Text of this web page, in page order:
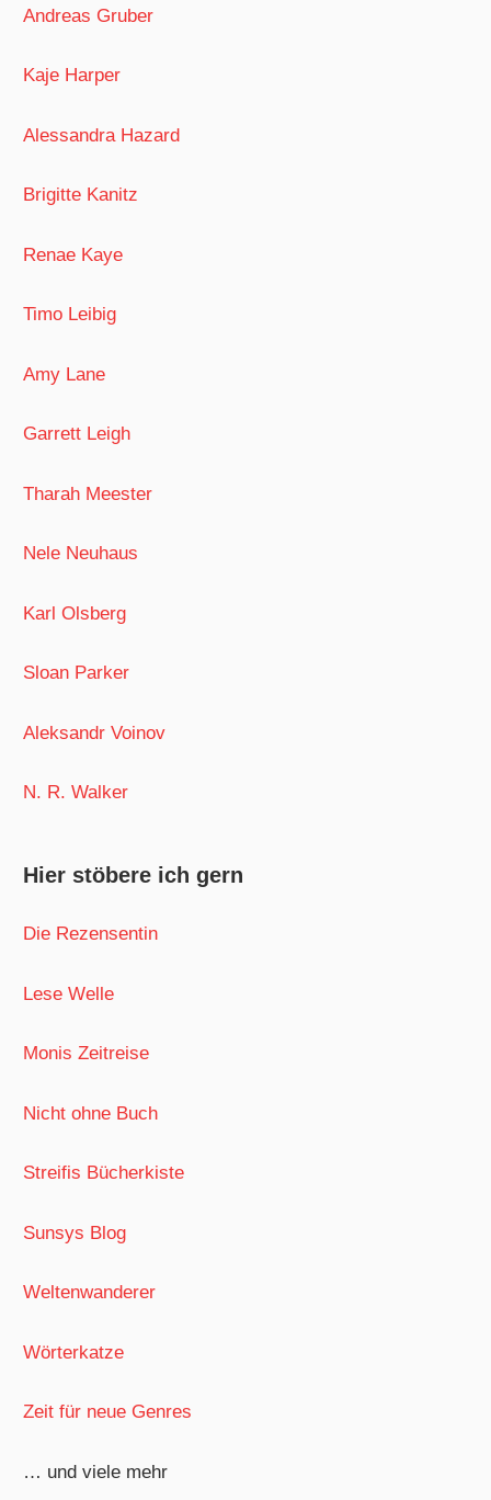
Andreas Gruber
Kaje Harper
Alessandra Hazard
Brigitte Kanitz
Renae Kaye
Timo Leibig
Amy Lane
Garrett Leigh
Tharah Meester
Nele Neuhaus
Karl Olsberg
Sloan Parker
Aleksandr Voinov
N. R. Walker
Hier stöbere ich gern
Die Rezensentin
Lese Welle
Monis Zeitreise
Nicht ohne Buch
Streifis Bücherkiste
Sunsys Blog
Weltenwanderer
Wörterkatze
Zeit für neue Genres
… und viele mehr